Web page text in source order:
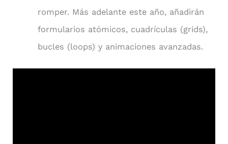
romper. Más adelante este año, añadirán
formularios atómicos, cuadrículas (grids),
bucles (loops) y animaciones avanzadas.